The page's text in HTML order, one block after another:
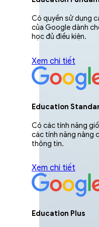
Có quyền sử dụng
của Google dành
học đủ điều kiện.
Xem chi tiết
Education
Có các tính năng
các tính năng nâng
thông tin.
Xem chi tiết
Education Plus